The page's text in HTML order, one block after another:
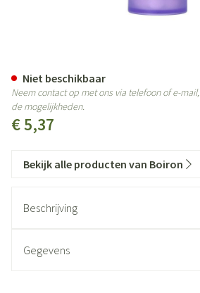
€ 5,37
Niet beschikbaar
Neem contact op met ons via telefoon of e-
de mogelijkheden.
Bekijk alle producten van Boiron
Beschrijving
Gegevens